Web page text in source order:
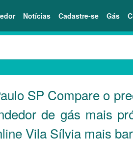
Notícias Cadastre-se Gás
SP Compare o
de gás mais
Vila Sílvia mais